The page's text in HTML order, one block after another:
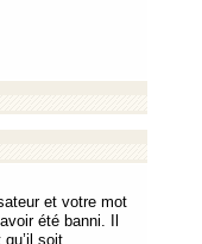
et votre mot
été banni. Il
soit